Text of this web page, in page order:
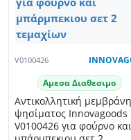
V0100426
Αμεσα Διαθεσιμο
Αντικολλητική μεμβράνη
ψησίματος Innovagoods
V0100426 για φούρνο και